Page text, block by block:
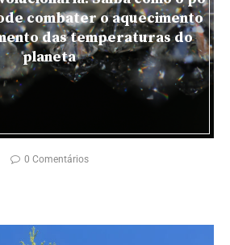
combater o aquecimento
das temperaturas do
planeta
0 Comentários